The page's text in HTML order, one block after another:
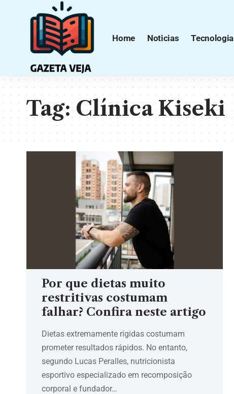
Home Noticias Tecnologia
Tag:Clínica Kiseki
Por que dietas muito
restritivas costumam
falhar? Confira neste artigo
Dietas extremamente rígidas costumam
prometer resultados rápidos. No entanto,
segundo Lucas Peralles, nutricionista
esportivo especializado em recomposição
corporal e fundador…